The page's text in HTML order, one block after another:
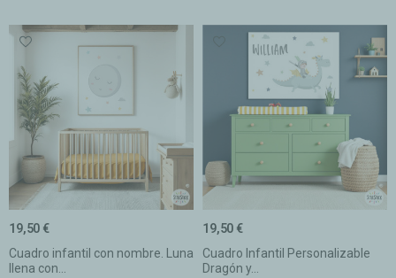
Cuadro infantil con nombre. Luna
llena con...
19,50 €
Cuadro Infantil Personalizable
Dragón y...
19,50 €